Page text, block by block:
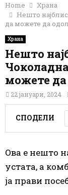
Home
Храна
Нешто
да можете да
Храна
Нешто
можете да
22 јануари, 2024
СПОДЕЛИ
Ова е нешто
устата, а
ja прави